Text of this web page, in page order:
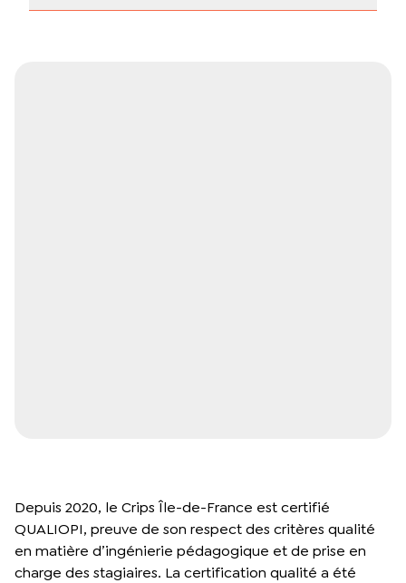
Depuis 2020, le Crips Île-de-France est certifié
QUALIOPI, preuve de son respect des critères qualité
en matière d’ingénierie pédagogique et de prise en
charge des stagiaires. La certification qualité a été